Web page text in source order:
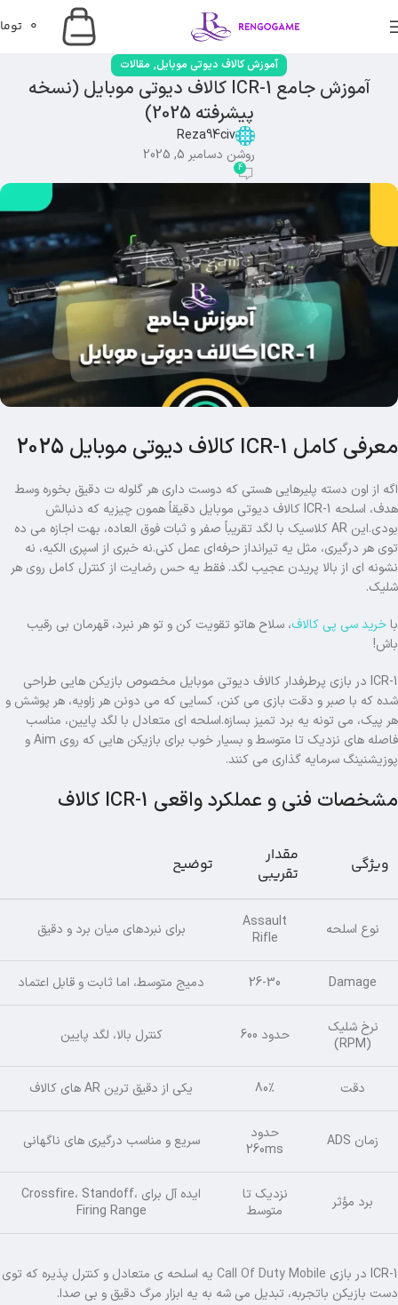
0
آموزش کالاف دیوتی موبایل, مقالات
آموزش جامع ICR-1 کالاف دیوتی موبایل (نسخه
پیشرفته 2025)
Reza94civ
روشن دسامبر 5, 2025
4
معرفی کامل ICR-1 کالاف دیوتی موبایل 2025
اگه از اون دسته پلیرهایی هستی که دوست داری هر گلوله ت دقیق بخوره وسط
هدف، اسلحه ICR-1 کالاف دیوتی موبایل دقیقاً همون چیزیه که دنبالش
بودی.این AR کلاسیک با لگد تقریباً صفر و ثبات فوق العاده، بهت اجازه می ده
توی هر درگیری، مثل یه تیرانداز حرفه‌ای عمل کنی.نه خبری از اسپری الکیه، نه
نشونه ای از بالا پریدن عجیب لگد. فقط یه حس رضایت از کنترل کامل روی هر
شلیک.
باخرید سی پی کالاف، سلاح هاتو تقویت کن و تو هر نبرد، قهرمان بی رقیب
باش!
ICR-1 در بازی پرطرفدار کالاف دیوتی موبایل مخصوص بازیکن هایی طراحی
شده که با صبر و دقت بازی می کنن، کسایی که می دونن هر زاویه، هر پوشش و
هر پیک، می تونه یه برد تمیز بسازه.اسلحه ای متعادل با لگد پایین، مناسب
فاصله های نزدیک تا متوسط و بسیار خوب برای بازیکن هایی که روی Aim و
پوزیشنینگ سرمایه گذاری می کنند.
مشخصات فنی و عملکرد واقعی ICR-1 کالاف
ویژگی
مقدار
تقریبی
توضیح
نوع اسلحه
Assault
Rifle
برای نبردهای میان برد و دقیق
Damage
26-30 دمیج متوسط، اما ثابت و قابل اعتماد
نرخ شلیک
(RPM)
حدود 600 کنترل بالا، لگد پایین
دقت 80٪ یکی از دقیق ترین AR های کالاف
زمان ADS
حدود
260ms
سریع و مناسب درگیری های ناگهانی
برد مؤثر
نزدیک تا
متوسط
ایده آل برای Crossfire، Standoff،
Firing Range
ICR-1 در بازی Call Of Duty Mobile یه اسلحه ی متعادل و کنترل پذیره که توی
دست بازیکن باتجربه، تبدیل می شه به یه ابزار مرگ دقیق و بی صدا.